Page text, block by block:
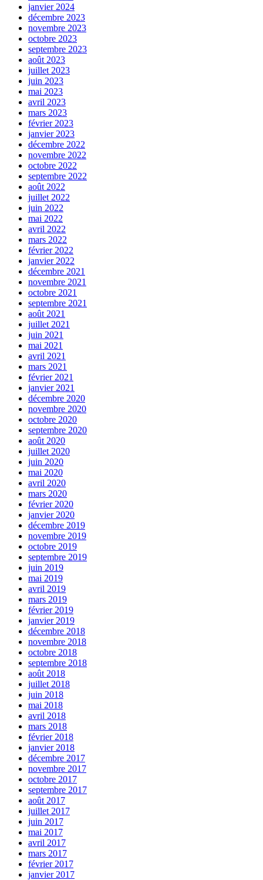
janvier 2024
décembre 2023
novembre 2023
octobre 2023
septembre 2023
août 2023
juillet 2023
juin 2023
mai 2023
avril 2023
mars 2023
février 2023
janvier 2023
décembre 2022
novembre 2022
octobre 2022
septembre 2022
août 2022
juillet 2022
juin 2022
mai 2022
avril 2022
mars 2022
février 2022
janvier 2022
décembre 2021
novembre 2021
octobre 2021
septembre 2021
août 2021
juillet 2021
juin 2021
mai 2021
avril 2021
mars 2021
février 2021
janvier 2021
décembre 2020
novembre 2020
octobre 2020
septembre 2020
août 2020
juillet 2020
juin 2020
mai 2020
avril 2020
mars 2020
février 2020
janvier 2020
décembre 2019
novembre 2019
octobre 2019
septembre 2019
juin 2019
mai 2019
avril 2019
mars 2019
février 2019
janvier 2019
décembre 2018
novembre 2018
octobre 2018
septembre 2018
août 2018
juillet 2018
juin 2018
mai 2018
avril 2018
mars 2018
février 2018
janvier 2018
décembre 2017
novembre 2017
octobre 2017
septembre 2017
août 2017
juillet 2017
juin 2017
mai 2017
avril 2017
mars 2017
février 2017
janvier 2017